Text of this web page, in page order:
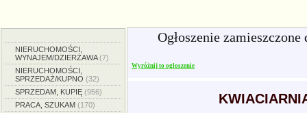
NIERUCHOMOŚCI,
WYNAJEM/DZIERŻAWA(7)
NIERUCHOMOŚCI,
SPRZEDAŻ/KUPNO (32)
SPRZEDAM, KUPIĘ (956)
PRACA, SZUKAM (170)
Ogłoszenie
Wyróżnij to ogłoszenie